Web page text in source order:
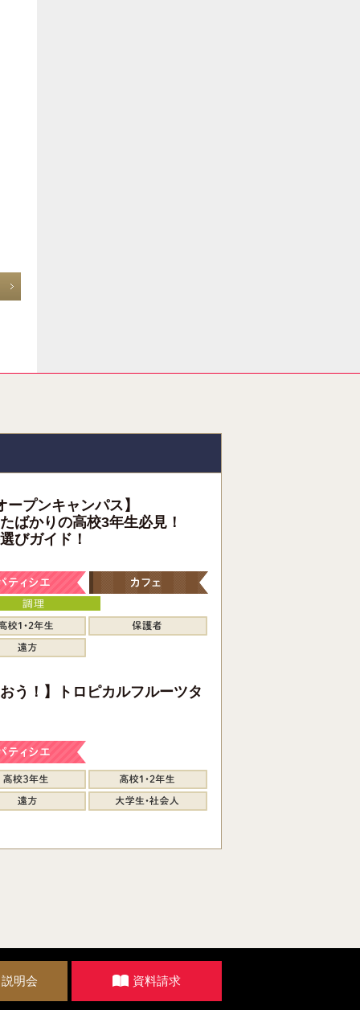
ープンキャンパス】
ばかりの高校3年生必見！
びガイド！
う！】トロピカルフルーツタ
明会 資料請求